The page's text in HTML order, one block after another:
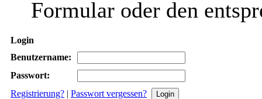
Formular oder den
Login
Benutzername:
Passwort:
Registrierung? | Passwort vergessen?